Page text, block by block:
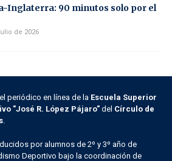
Inglaterra: 90 minutos solo por el
de 2026
periódico en línea de la Escuela Superior
"José R. López Pájaro" del Círculo de
por alumnos de 2º y 3º año de
Deportivo bajo la coordinación de